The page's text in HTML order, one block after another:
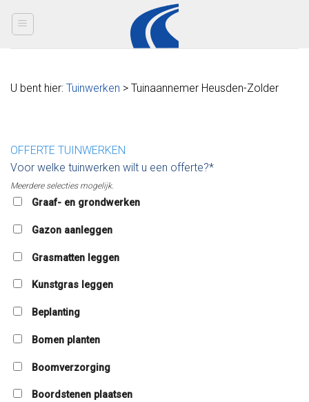
U bent hier: Tuinwerken > Tuinaannemer Heusden-Zolder
OFFERTE TUINWERKEN
Voor welke tuinwerken wilt u een offerte?*
Meerdere selecties mogelijk.
Graaf- en grondwerken
Gazon aanleggen
Grasmatten leggen
Kunstgras leggen
Beplanting
Bomen planten
Boomverzorging
Boordstenen plaatsen